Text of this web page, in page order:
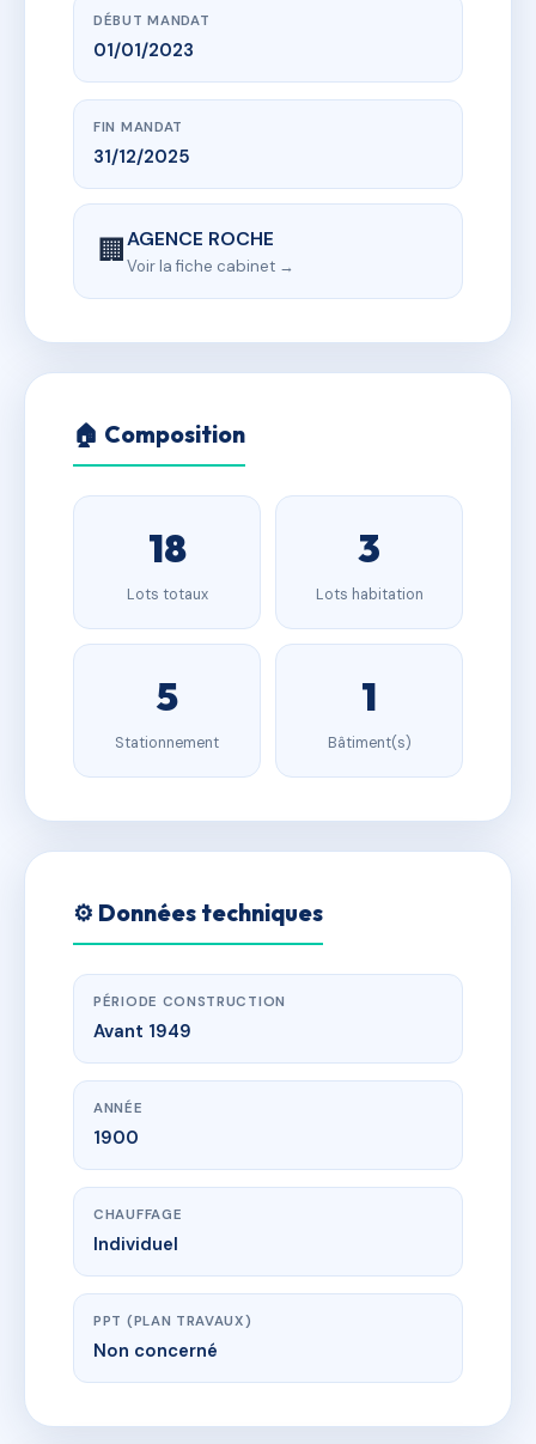
DÉBUT MANDAT
01/01/2023
FIN MANDAT
31/12/2025
🏢AGENCE ROCHE
Voir la fiche cabinet →
🏠 Composition
18
Lots totaux
3
Lots habitation
5
Stationnement
1
Bâtiment(s)
⚙️ Données techniques
PÉRIODE CONSTRUCTION
Avant 1949
ANNÉE
1900
CHAUFFAGE
Individuel
PPT (PLAN TRAVAUX)
Non concerné